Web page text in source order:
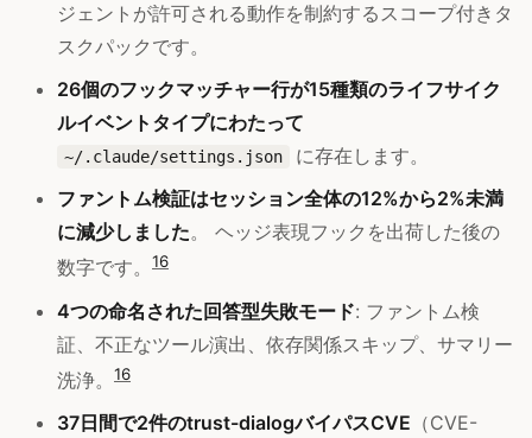
ジェントが許可される動作を制約するスコープ付きタ
スクパックです。
26個のフックマッチャー行が15種類のライフサイク
ルイベントタイプにわたって
~/.claude/settings.json
に存在します。
ファントム検証はセッション全体の12%から2%未満
に減少しました。 ヘッジ表現フックを出荷した後の
数字です。
16
4つの命名された回答型失敗モード: ファントム検
証、不正なツール演出、依存関係スキップ、サマリー
洗浄。
16
37日間で2件のtrust-dialogバイパスCVE （CVE-